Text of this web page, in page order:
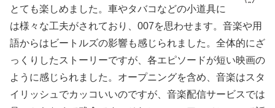
とても楽しめました。車やタバコなどの小道具に
は様々な工夫がされており、007を思わせます。音楽や用
語からはビートルズの影響も感じられました。全体的にざ
っくりしたストーリーですが、各エピソードが短い映画の
ように感じられました。オープニングを含め、音楽はスタ
イリッシュでカッコいいのですが、音楽配信サービスでは